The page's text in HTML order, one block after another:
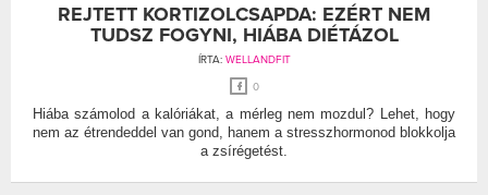
REJTETT KORTIZOLCSAPDA: EZÉRT NEM
TUDSZ FOGYNI, HIÁBA DIÉTÁZOL
ÍRTA: WELLANDFIT
0
Hiába számolod a kalóriákat, a mérleg nem mozdul? Lehet, hogy
nem az étrendeddel van gond, hanem a stresszhormonod blokkolja
a zsírégetést.